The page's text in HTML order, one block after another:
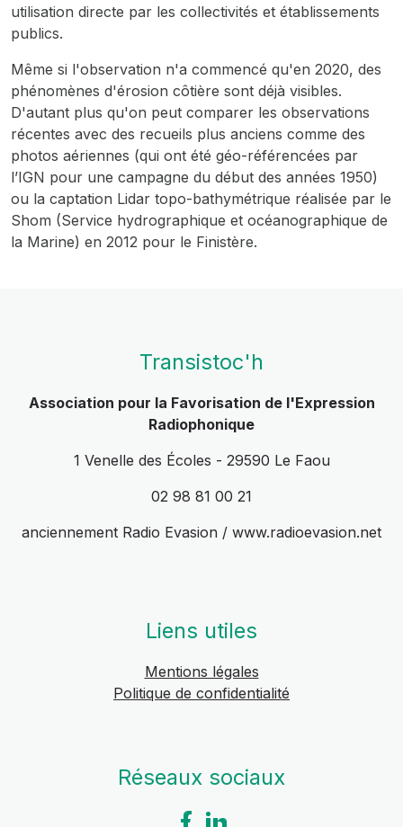
utilisation directe par les collectivités et établissements
publics.
Même si l'observation n'a commencé qu'en 2020, des
phénomènes d'érosion côtière sont déjà visibles.
D'autant plus qu'on peut comparer les observations
récentes avec des recueils plus anciens comme des
photos aériennes (qui ont été géo-référencées par
l’IGN pour une campagne du début des années 1950)
ou la captation Lidar topo-bathymétrique réalisée par le
Shom (Service hydrographique et océanographique de
la Marine) en 2012 pour le Finistère.
Transistoc'h
Association pour la Favorisation de l'Expression
Radiophonique
1 Venelle des Écoles - 29590 Le Faou
02 98 81 00 21
anciennement Radio Evasion / www.radioevasion.net
Liens utiles
Mentions légales
Politique de confidentialité
Réseaux sociaux